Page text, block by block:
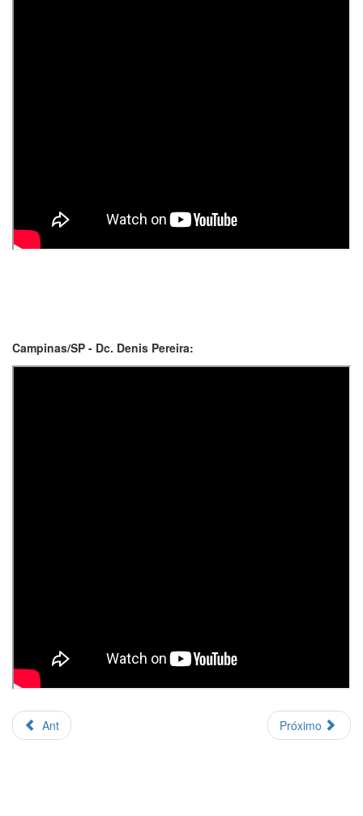
Campinas/SP - Dc. Denis Pereira:
Ant Próximo